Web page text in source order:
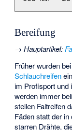
Bereifung
→Hauptartikel:
Früher wurden
Schlauchreifen
im Profisport
werden immer
stellen Faltreifen
Fäden statt der
starren Drähte,